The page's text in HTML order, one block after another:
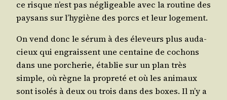
ce risque n’est pas négli­geable avec la rou­tine des
pay­sans sur l’hy­giène des porcs et leur logement.
On vend donc le sérum à des éle­veurs plus auda­
cieux qui engraissent une cen­taine de cochons
dans une por­che­rie, éta­blie sur un plan très
simple, où règne la pro­pre­té et où les ani­maux
sont iso­lés à deux ou trois dans des boxes. Il n’y a